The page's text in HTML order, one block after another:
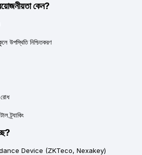
কেন?
উপস্থিতি নিশ্চিতকরণ
ট্র্যাকিং
Device (ZKTeco, Nexakey)